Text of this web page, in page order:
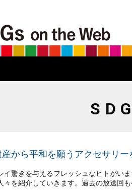
から平和を願うアクセサリー
イ驚きを与えるフレッシュなヒトがい
々を紹介していきます。過去の放送回